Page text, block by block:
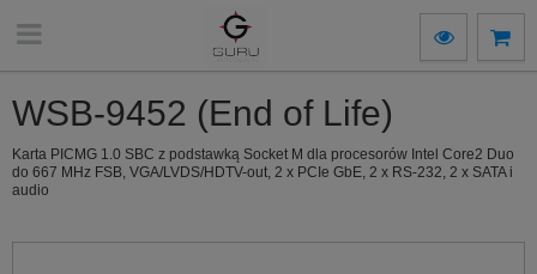
WSB-9452 (End of Life)
Karta PICMG 1.0 SBC z podstawką Socket M dla procesorów Intel Core2 Duo
do 667 MHz FSB, VGA/LVDS/HDTV-out, 2 x PCIe GbE, 2 x RS-232, 2 x SATA i
audio